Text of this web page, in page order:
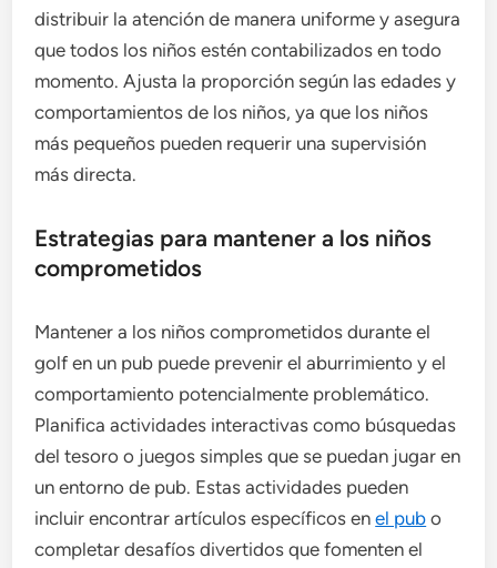
distribuir la atención de manera uniforme y asegura
que todos los niños estén contabilizados en todo
momento. Ajusta la proporción según las edades y
comportamientos de los niños, ya que los niños
más pequeños pueden requerir una supervisión
más directa.
Estrategias para mantener a los niños
comprometidos
Mantener a los niños comprometidos durante el
golf en un pub puede prevenir el aburrimiento y el
comportamiento potencialmente problemático.
Planifica actividades interactivas como búsquedas
del tesoro o juegos simples que se puedan jugar en
un entorno de pub. Estas actividades pueden
incluir encontrar artículos específicos enel pub o
completar desafíos divertidos que fomenten el